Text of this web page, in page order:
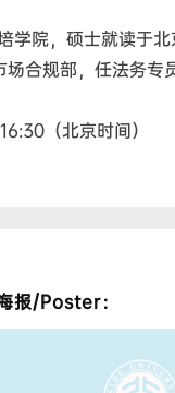
学院，硕士就读于
合规部，任法务专
（北京时间）
报/Poster：